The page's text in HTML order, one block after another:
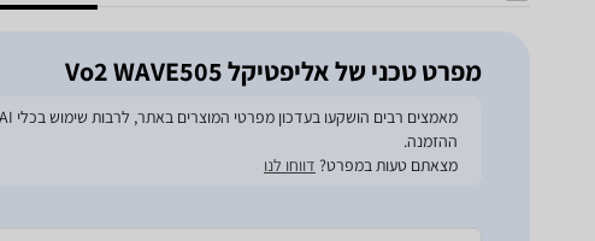
מפרט טכני של אליפטיקל Vo2 WAVE505
ההזמנה.
מצאתם טעות במפרט? דווחו לנו